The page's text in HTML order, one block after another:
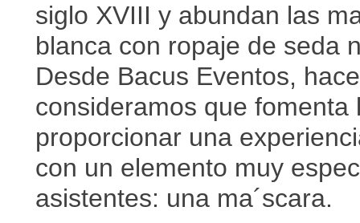
siglo XVIII y abundan las
blanca con ropaje de seda
Desde Bacus Eventos,
consideramos que fomenta
proporcionar una
con un elemento muy
asistentes: una ma´scara.